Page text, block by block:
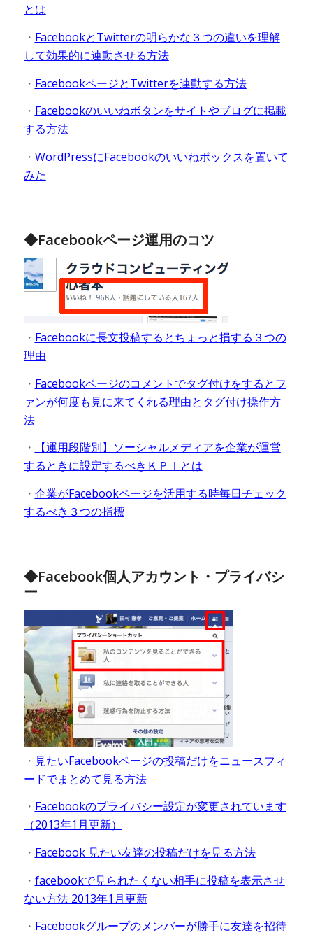
とは
・ FacebookとTwitterの明らかな３つの違いを理解
して効果的に連動させる方法
・ FacebookページとTwitterを連動する方法
・ Facebookのいいねボタンをサイトやブログに掲載
する方法
・ WordPressにFacebookのいいねボックスを置いて
みた
◆Facebookページ運用のコツ
・ Facebookに長文投稿するとちょっと損する３つの
理由
・ Facebookページのコメントでタグ付けをするとフ
ァンが何度も見に来てくれる理由とタグ付け操作方
法
・
【運用段階別】ソーシャルメディアを企業が運営
するときに設定するべきＫＰＩとは
・ 企業がFacebookページを活用する時毎日チェック
するべき３つの指標
◆Facebook個人アカウント・プライバシ
ー
・ 見たいFacebookページの投稿だけをニュースフィ
ードでまとめて見る方法
・ Facebookのプライバシー設定が変更されています
（2013年1月更新）
・ Facebook 見たい友達の投稿だけを見る方法
・ facebookで見られたくない相手に投稿を表示させ
ない方法 2013年1月更新
・ Facebookグループのメンバーが勝手に友達を招待